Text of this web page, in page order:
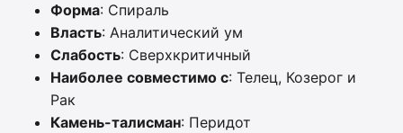
Форма: Спираль
Власть: Аналитический ум
Слабость: Сверхкритичный
Наиболее совместимо с: Телец, Козерог и
Рак
Камень-талисман: Перидот